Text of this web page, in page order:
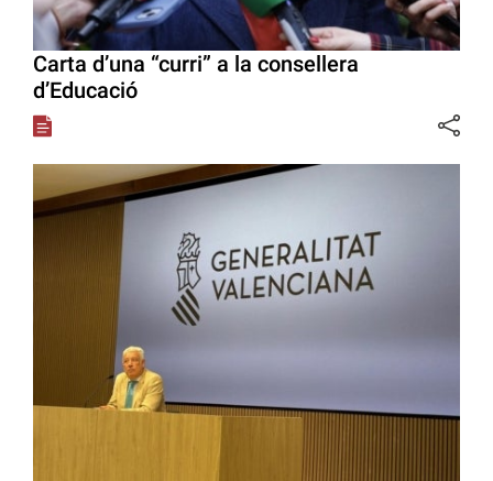
Carta d’una “curri” a la consellera
d’Educació